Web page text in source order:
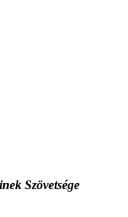
Szövetsége